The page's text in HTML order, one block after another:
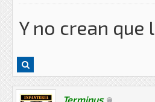
Y no crean
Terminus